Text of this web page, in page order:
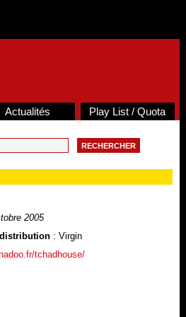
Actualités Play List / Quota
2005
: Virgin
tchadhouse/